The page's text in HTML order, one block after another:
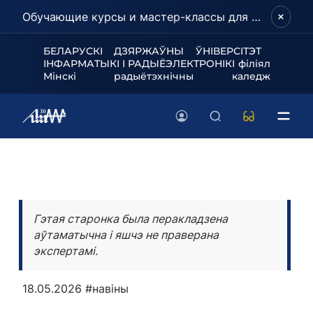
Обучающие курсы и мастер-классы для школьников и абитуриентов!
БЕЛАРУСКІ ДЗЯРЖАЎНЫ ЎНІВЕРСІТЭТ
ІНФАРМАТЫКІ І РАДЫЁЭЛЕКТРОНІКІ філіял
Мінскі радыётэхнічны каледж
Гэтая старонка была перакладзена
аўтаматычна і яшчэ не праверана
экспертамі.
18.05.2026 #навіны